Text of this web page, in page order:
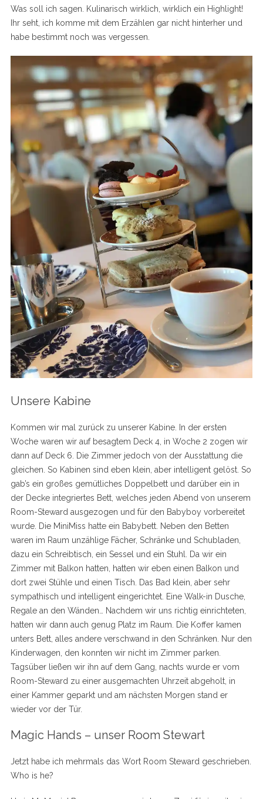
Was soll ich sagen. Kulinarisch wirklich, wirklich ein Highlight!
Ihr seht, ich komme mit dem Erzählen gar nicht hinterher und
habe bestimmt noch was vergessen.
Unsere Kabine
Kommen wir mal zurück zu unserer Kabine. In der ersten
Woche waren wir auf besagtem Deck 4, in Woche 2 zogen wir
dann auf Deck 6. Die Zimmer jedoch von der Ausstattung die
gleichen. So Kabinen sind eben klein, aber intelligent gelöst. So
gab’s ein großes gemütliches Doppelbett und darüber ein in
der Decke integriertes Bett, welches jeden Abend von unserem
Room-Steward ausgezogen und für den Babyboy vorbereitet
wurde. Die MiniMiss hatte ein Babybett. Neben den Betten
waren im Raum unzählige Fächer, Schränke und Schubladen,
dazu ein Schreibtisch, ein Sessel und ein Stuhl. Da wir ein
Zimmer mit Balkon hatten, hatten wir eben einen Balkon und
dort zwei Stühle und einen Tisch. Das Bad klein, aber sehr
sympathisch und intelligent eingerichtet. Eine Walk-in Dusche,
Regale an den Wänden… Nachdem wir uns richtig einrichteten,
hatten wir dann auch genug Platz im Raum. Die Koffer kamen
unters Bett, alles andere verschwand in den Schränken. Nur den
Kinderwagen, den konnten wir nicht im Zimmer parken.
Tagsüber ließen wir ihn auf dem Gang, nachts wurde er vom
Room-Steward zu einer ausgemachten Uhrzeit abgeholt, in
einer Kammer geparkt und am nächsten Morgen stand er
wieder vor der Tür.
Magic Hands – unser Room Stewart
Jetzt habe ich mehrmals das Wort Room Steward geschrieben.
Who is he?